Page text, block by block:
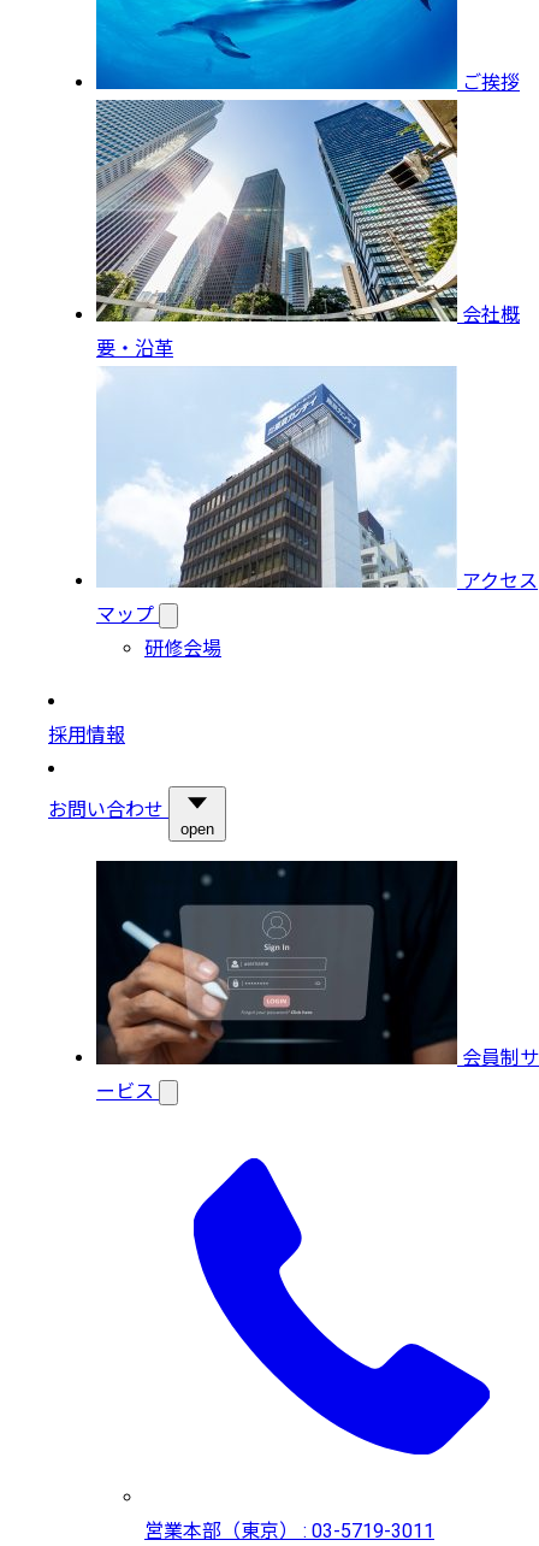
ご挨拶
会社概
要・沿革
アクセス
マップ
研修会場
採用情報
お問い合わせ
open
会員制サ
ービス
営業本部（東京） : 03-5719-3011